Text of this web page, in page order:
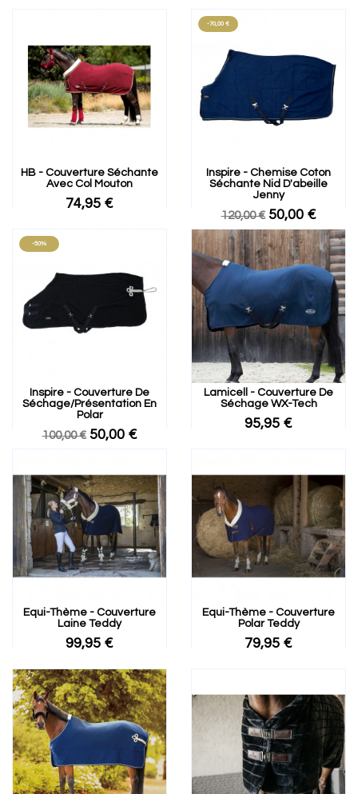
HB - Couverture Séchante
Avec Col Mouton
74,95 €
Inspire - Chemise Coton
Séchante Nid D'abeille
Jenny
120,00 € 50,00 €
-70,00 €
Inspire - Couverture De
Séchage/présentation En
Polar
100,00 € 50,00 €
-50%
Lamicell - Couverture De
Séchage WX-Tech
95,95 €
Equi-Thème - Couverture
Laine Teddy
99,95 €
Equi-Thème - Couverture
Polar Teddy
79,95 €